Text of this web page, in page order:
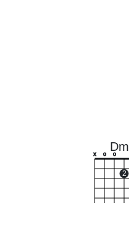
Dm
x o o
2